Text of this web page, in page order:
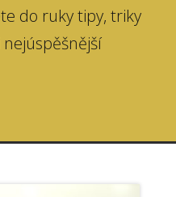
do ruky tipy, triky